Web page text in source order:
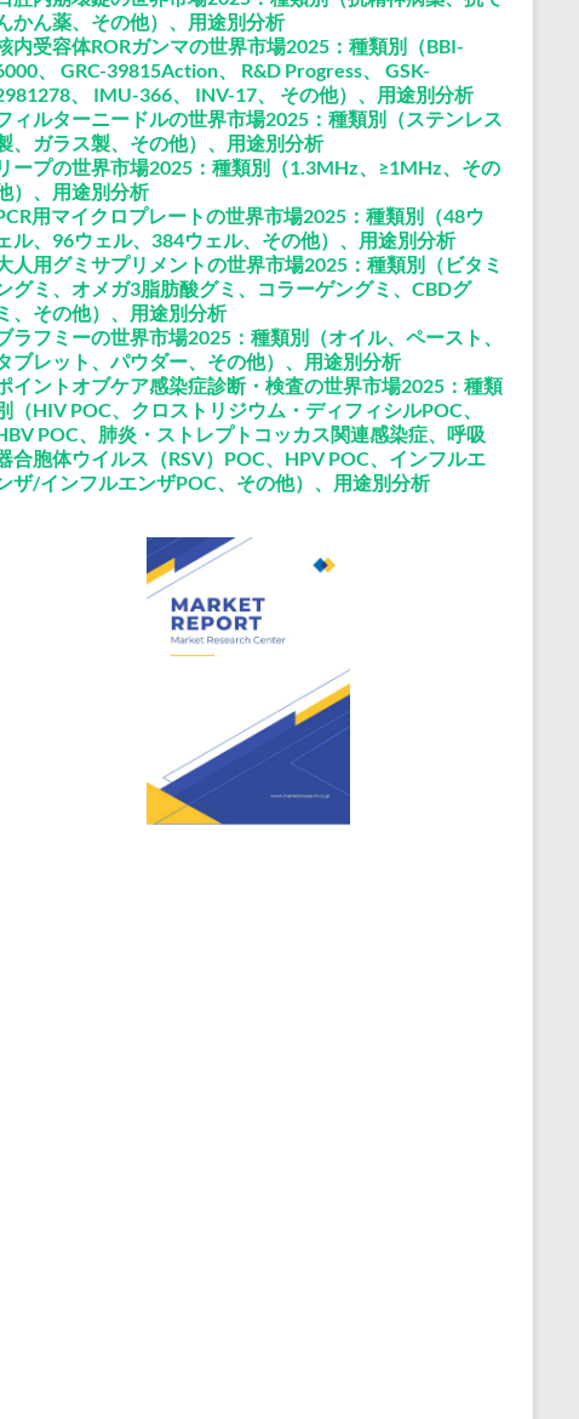
かん薬、その他）、用途別分析
内受容体RORガンマの世界市場2025：種類別（BBI-
、 GRC-39815Action、 R&D Progress、 GSK-
、 IMU-366、 INV-17、 その他）、用途別分析
ィルターニードルの世界市場2025：種類別（ステンレス
、ガラス製、その他）、用途別分析
ープの世界市場2025：種類別（1.3MHz、≥1MHz、その
）、用途別分析
用マイクロプレートの世界市場2025：種類別（48ウ
ル、96ウェル、384ウェル、その他）、用途別分析
人用グミサプリメントの世界市場2025：種類別（ビタミ
グミ、オメガ3脂肪酸グミ、コラーゲングミ、CBDグ
、その他）、用途別分析
ラフミーの世界市場2025：種類別（オイル、ペースト、
ブレット、パウダー、その他）、用途別分析
イントオブケア感染症診断・検査の世界市場2025：種類
（HIV POC、クロストリジウム・ディフィシルPOC、
POC、肺炎・ストレプトコッカス関連感染症、呼吸
合胞体ウイルス（RSV）POC、HPV POC、インフルエ
ザ/インフルエンザPOC、その他）、用途別分析